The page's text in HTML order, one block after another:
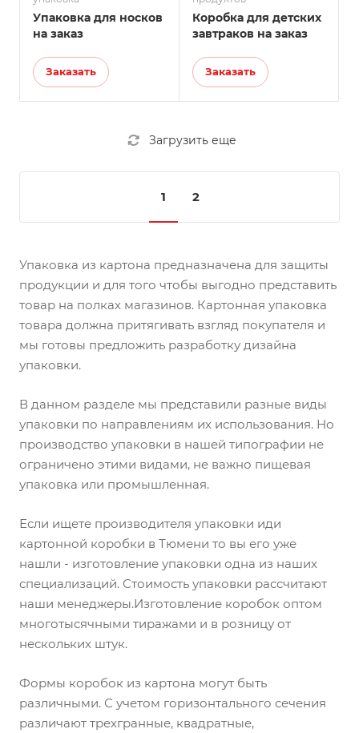
Упаковка для носков
на заказ
Заказать
Коробка для детских
завтраков на заказ
Заказать
Загрузить еще
1 2
Упаковка из картона предназначена для защиты
продукции и для того чтобы выгодно представить
товар на полках магазинов. Картонная упаковка
товара должна притягивать взгляд покупателя и
мы готовы предложить разработку дизайна
упаковки.
В данном разделе мы представили разные виды
упаковки по направлениям их использования. Но
производство упаковки в нашей типографии не
ограничено этими видами, не важно пищевая
упаковка или промышленная.
Если ищете производителя упаковки иди
картонной коробки в Тюмени то вы его уже
нашли - изготовление упаковки одна из наших
специализаций. Стоимость упаковки рассчитают
наши менеджеры.Изготовление коробок оптом
многотысячными тиражами и в розницу от
нескольких штук.
Формы коробок из картона могут быть
различными. С учетом горизонтального сечения
различают трехгранные, квадратные,